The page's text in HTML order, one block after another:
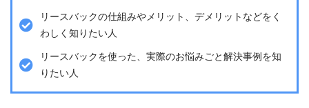
リースバックの仕組みやメリット、デメリットなどをく
わしく知りたい人
リースバックを使った、実際のお悩みごと解決事例を知
りたい人